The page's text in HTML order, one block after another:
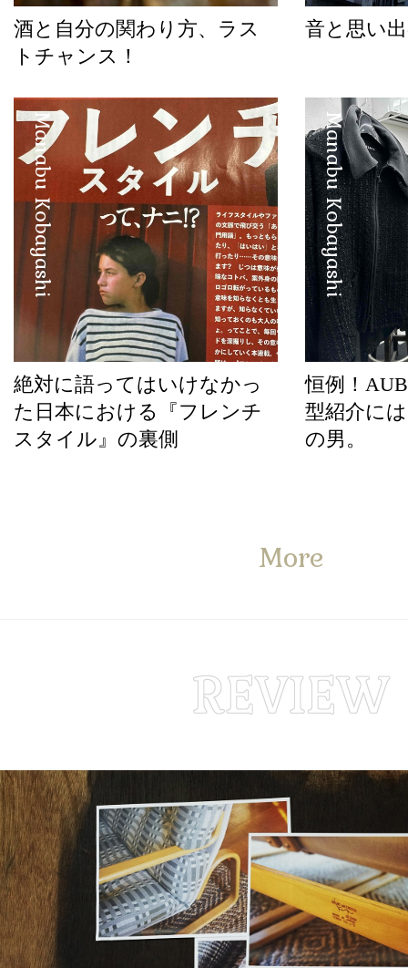
酒と自分の関わり方、ラス
トチャンス！
音と思い
Manabu Kobayashi
絶対に語ってはいけなかっ
た日本における『フレンチ
スタイル』の裏側
Manabu Kobayashi
恒例！
型紹介に
の男。
More